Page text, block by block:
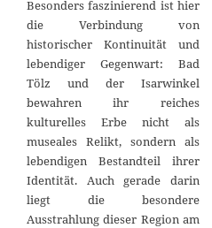
Besonders faszinierend ist hier
die Verbindung von
historischer Kontinuität und
lebendiger Gegenwart: Bad
Tölz und der Isarwinkel
bewahren ihr reiches
kulturelles Erbe nicht als
museales Relikt, sondern als
lebendigen Bestandteil ihrer
Identität. Auch gerade darin
liegt die besondere
Ausstrahlung dieser Region am